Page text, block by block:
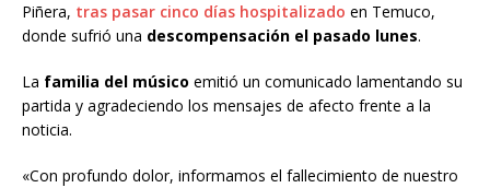
Piñera, tras pasar cinco días hospitalizado en Temuco,
donde sufrió una descompensación el pasado lunes.
La familia del músico emitió un comunicado lamentando su
partida y agradeciendo los mensajes de afecto frente a la
noticia.
«Con profundo dolor, informamos el fallecimiento de nuestro